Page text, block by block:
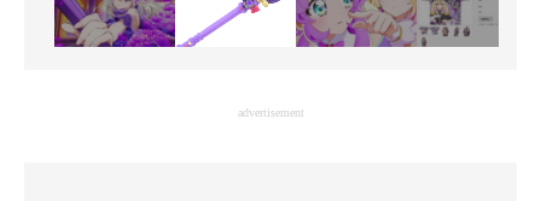
advertisement